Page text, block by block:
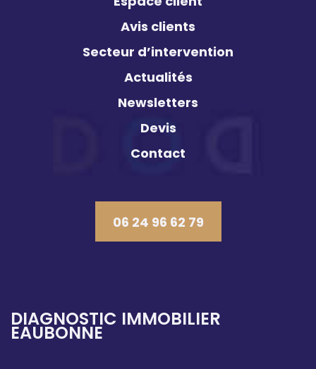
Avis clients
Secteur d’intervention
Actualités
Newsletters
Devis
Contact
06 24 96 62 79
DIAGNOSTIC IMMOBILIER
EAUBONNE